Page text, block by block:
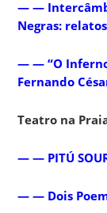
— —
Negras:
— — “O
Fernando
Teatro na
— — PITÚ
— — Dois